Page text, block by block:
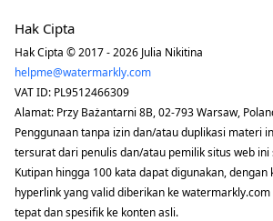
Hak Cipta
Hak Cipta © 2017 - 2026 Julia Nikitina
helpme@watermarkly.com
VAT ID: PL9512466309
Alamat: Przy Bażantarni 8B, 02-793 Warsaw,
Penggunaan tanpa izin dan/atau duplikasi materi
tersurat dari penulis dan/atau pemilik situs web
Kutipan hingga 100 kata dapat digunakan, dengan
hyperlink yang valid diberikan ke
tepat dan spesifik ke konten asli.